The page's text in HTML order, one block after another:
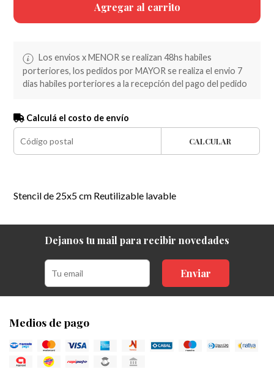
Agregar al carrito
Los envios x MENOR se realizan 48hs habiles
porteriores, los pedidos por MAYOR se realiza el envio 7
dias habiles porteriores a la recepción del pago del pedido
Calculá el costo de envío
CALCULAR
Stencil de 25x5 cm Reutilizable lavable
Dejanos tu mail para recibir novedades
Enviar
Medios de pago